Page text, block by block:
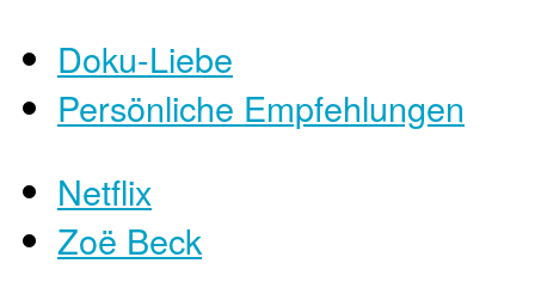
Doku-Liebe
Persönliche Empfehlungen
Netflix
Zoë Beck